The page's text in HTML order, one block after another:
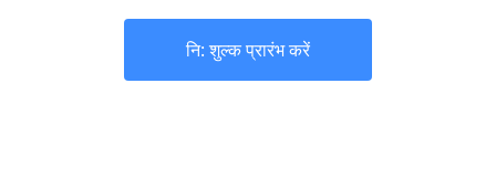
नि: शुल्क प्रारंभ करें